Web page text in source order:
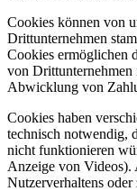
Cookies können von
Drittunternehmen
Cookies ermöglichen
von
Abwicklung von
Cookies haben
technisch notwendig,
nicht funktionieren
Anzeige von Videos).
Nutzerverhaltens